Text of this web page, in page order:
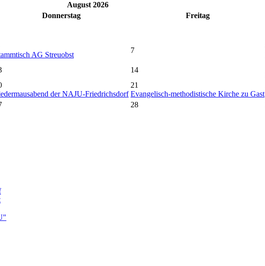
August 2026
Donnerstag Freitag
AG Streuobst
7
14
der NAJU-Friedrichsdorf
21
Evangelisch-methodistische Kirche zu Gast
28